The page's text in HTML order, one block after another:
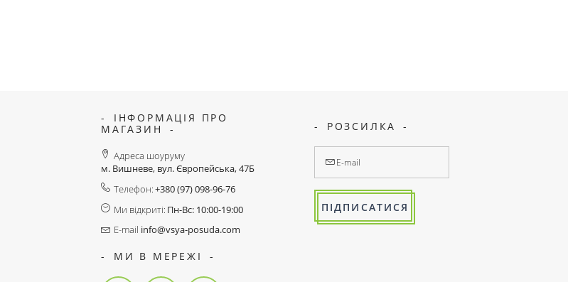
ІНФОРМАЦІЯ ПРО
МАГАЗИН
Адреса шоуруму
м. Вишневе, вул. Європейська, 47Б
Телефон:+380 (97) 098-96-76
Ми відкриті: Пн-Вс: 10:00-19:00
E-mail info@vsya-posuda.com
МИ В МЕРЕЖІ
РОЗСИЛКА
ПІДПИСАТИСЯ